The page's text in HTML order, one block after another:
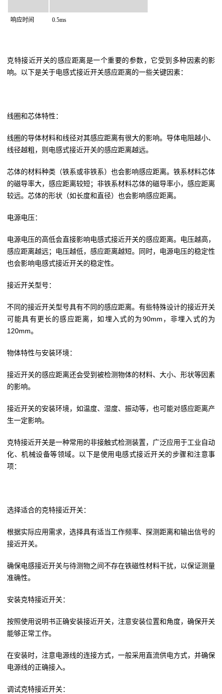
响应时间 0.5ms
克特接近开关的感应距离是一个重要的参数，它受到多种因素的影
响。以下是关于电感式接近开关感应距离的一些关键因素：
线圈和芯体特性：
线圈的导体材料和线径对其感应距离有很大的影响。导体电阻越小、
线径越粗，则电感式接近开关的感应距离越远。
芯体的材料种类（铁系或非铁系）也会影响感应距离。铁系材料芯体
的磁导率大，感应距离较短；非铁系材料芯体的磁导率小，感应距离
较远。芯体的形状（如长度和直径）也会影响感应距离。
电源电压：
电源电压的高低会直接影响电感式接近开关的感应距离。电压越高，
感应距离越远；电压越低，感应距离越短。同时，电源电压的稳定性
也会影响电感式接近开关的稳定性。
接近开关型号：
不同的接近开关型号具有不同的感应距离。有些特殊设计的接近开关
可能具有更长的感应距离，如埋入式的为90mm，非埋入式的为
120mm。
物体特性与安装环境：
接近开关的感应距离还会受到被检测物体的材料、大小、形状等因素
的影响。
接近开关的安装环境，如温度、湿度、振动等，也可能对感应距离产
生一定影响。
克特接近开关是一种常用的非接触式检测装置，广泛应用于工业自动
化、机械设备等领域。以下是使用电感式接近开关的步骤和注意事
项：
选择适合的克特接近开关：
根据实际应用需求，选择具有适当工作频率、探测距离和输出信号的
接近开关。
确保电感接近开关与待测物之间不存在铁磁性材料干扰，以保证测量
准确性。
安装克特接近开关：
按照使用说明书正确安装接近开关，注意安装位置和角度，确保开关
能够正常工作。
在安装时，注意电源线的连接方式，一般采用直流供电方式，并确保
电源线的正确接入。
调试克特接近开关：